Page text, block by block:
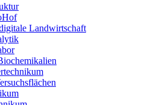
Landwirtschaft